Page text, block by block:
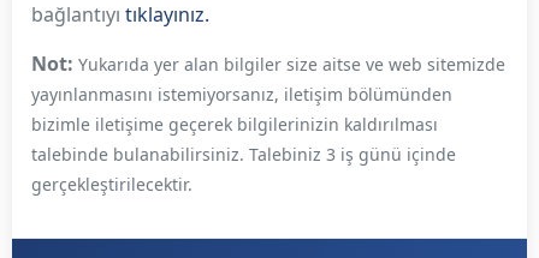
bağlantıyı tıklayınız.
Not: Yukarıda yer alan bilgiler size aitse ve web sitemizde
yayınlanmasını istemiyorsanız, iletişim bölümünden
bizimle iletişime geçerek bilgilerinizin kaldırılması
talebinde bulanabilirsiniz. Talebiniz 3 iş günü içinde
gerçekleştirilecektir.